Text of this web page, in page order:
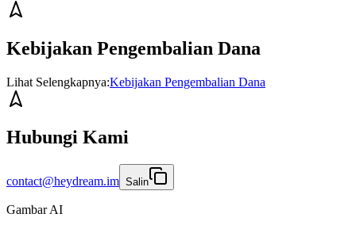
Kebijakan Pengembalian Dana
Lihat Selengkapnya:Kebijakan Pengembalian Dana
Hubungi Kami
contact@heydream.im Salin
Gambar AI